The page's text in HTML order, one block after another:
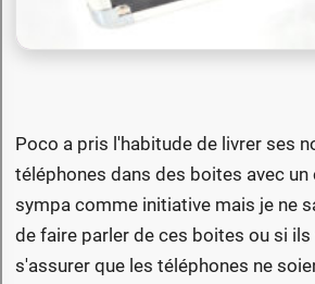
Poco a pris l'habitude de livrer ses
téléphones dans des boites avec un
sympa comme initiative mais je ne
de faire parler de ces boites ou si
s'assurer que les téléphones ne